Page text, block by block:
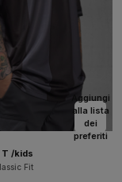
Aggiungi
alla lista
dei
preferiti
T /kids
Fit